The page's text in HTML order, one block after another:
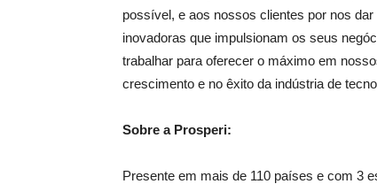
possível, e aos nossos clientes por nos
inovadoras que impulsionam os seus
trabalhar para oferecer o máximo em
crescimento e no êxito da indústria de
Sobre a Prosperi:
Presente em mais de 110 países e com 3